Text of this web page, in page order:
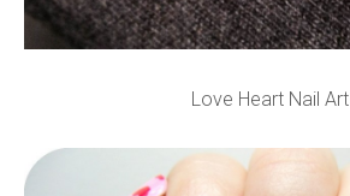
Love Heart Nail Art